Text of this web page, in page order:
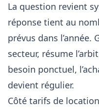
La question revient
réponse tient au
prévus dans l’année.
secteur, résume
besoin ponctuel,
devient régulier.
Côté tarifs de